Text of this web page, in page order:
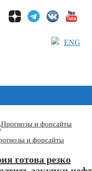
ENG
и форсайты
готова резко